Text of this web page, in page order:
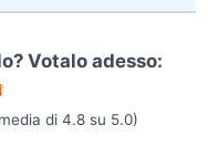
Votalo adesso:
di 4.8 su 5.0)